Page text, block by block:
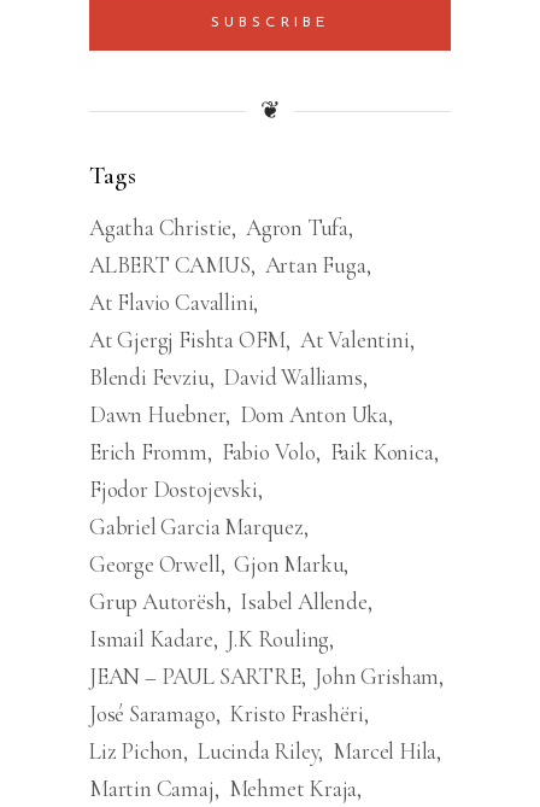
SUBSCRIBE
❦
Tags
Agatha Christie Agron Tufa
ALBERT CAMUS Artan Fuga
At Flavio Cavallini
At Gjergj Fishta OFM At Valentini
Blendi Fevziu David Walliams
Dawn Huebner Dom Anton Uka
Erich Fromm
Fabio Volo
Faik Konica
Fjodor Dostojevski
Gabriel Garcia Marquez
George Orwell Gjon Marku
Grup Autorësh Isabel Allende
Ismail Kadare J.K Rouling
JEAN – PAUL SARTRE John Grisham
José Saramago Kristo Frashëri
Liz Pichon Lucinda Riley Marcel Hila
Martin Camaj
Mehmet Kraja